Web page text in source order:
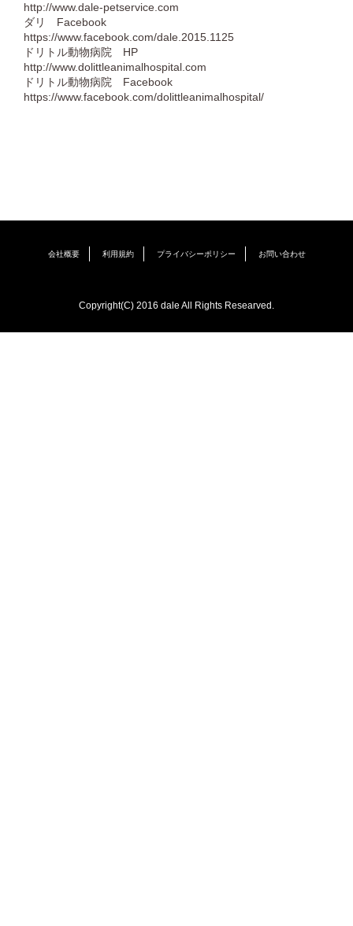
http://www.dale-petservice.com
ダリ Facebook
https://www.facebook.com/dale.2015.1125
ドリトル動物病院 HP
http://www.dolittleanimalhospital.com
ドリトル動物病院 Facebook
https://www.facebook.com/dolittleanimalhospital/
会社概要 利用規約 プライバシーポリシー お問い合わせ
Copyright(C) 2016 dale All Rights Researved.